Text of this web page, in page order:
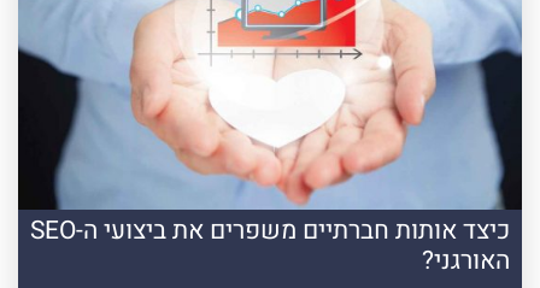
כיצד אותות חברתיים משפרים את ביצועי ה-SEO
האורגני?